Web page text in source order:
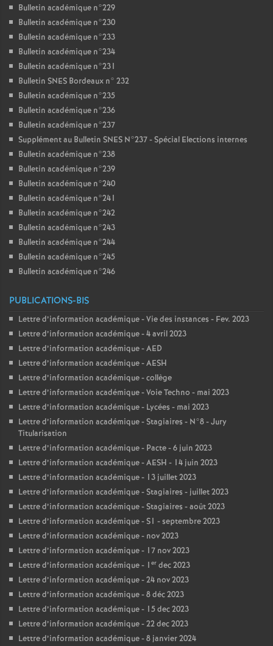
Bulletin académique n°229
Bulletin académique n°230
Bulletin académique n°233
Bulletin académique n°234
Bulletin académique n°231
Bulletin SNES Bordeaux n° 232
Bulletin académique n°235
Bulletin académique n°236
Bulletin académique n°237
Supplément au Bulletin SNES N°237 - Spécial Elections internes
Bulletin académique n°238
Bulletin académique n°239
Bulletin académique n°240
Bulletin académique n°241
Bulletin académique n°242
Bulletin académique n°243
Bulletin académique n°244
Bulletin académique n°245
Bulletin académique n°246
PUBLICATIONS-BIS
Lettre d’information académique - Vie des instances - Fev. 2023
Lettre d’information académique - 4 avril 2023
Lettre d’information académique - AED
Lettre d’information académique - AESH
Lettre d’information académique - collège
Lettre d’information académique - Voie Techno - mai 2023
Lettre d’information académique - Lycées - mai 2023
Lettre d’information académique - Stagiaires - N°8 - Jury
Titularisation
Lettre d’information académique - Pacte - 6 juin 2023
Lettre d’information académique - AESH - 14 juin 2023
Lettre d’information académique - 13 juillet 2023
Lettre d’information académique - Stagiaires - juillet 2023
Lettre d’information académique - Stagiaires - août 2023
Lettre d’information académique - S1 - septembre 2023
Lettre d’information académique - nov 2023
Lettre d’information académique - 17 nov 2023
Lettre d’information académique - 1 er dec 2023
Lettre d’information académique - 24 nov 2023
Lettre d’information académique - 8 déc 2023
Lettre d’information académique - 15 dec 2023
Lettre d’information académique - 22 dec 2023
Lettre d’information académique - 8 janvier 2024